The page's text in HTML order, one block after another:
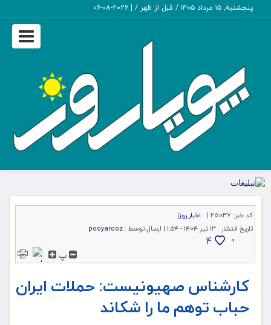
پنجشنبه, ۱۵ مرداد ۱۴۰۵ / قبل از ظهر / |
2026-08-06
Toggle
کد خبر: 25037 | اخبار روز|
تاریخ انتشار : ۱۳ تیر ۱۴۰۴ - ۱:۵۴ | ارسال توسط : pooyarooz
۰
4
پ
کارشناس صهیونیست: حملات ایران
حباب توهم ما را شکاند